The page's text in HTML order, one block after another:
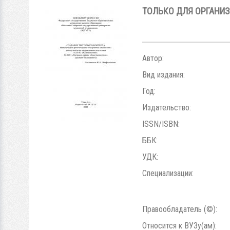
ТОЛЬКО ДЛЯ
Автор:
Вид издания:
Год:
Издательство:
ISSN/ISBN:
ББК:
УДК:
Специализации:
Правообладатель (©):
Относится к ВУЗу(ам):